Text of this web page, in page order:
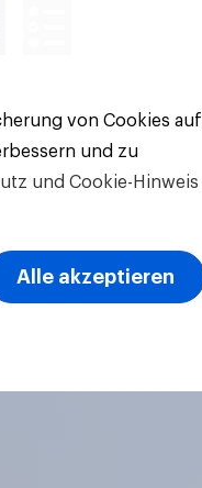
von Cookies auf
und zu
und Cookie-Hinweis
Alle akzeptieren